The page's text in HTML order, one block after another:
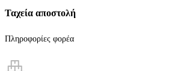
Ταχεία αποστολή
Πληροφορίες φορέα